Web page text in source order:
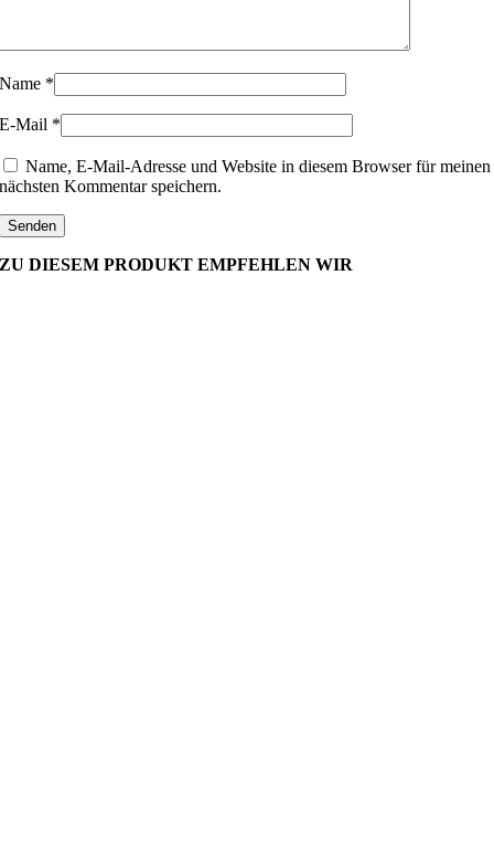
Name *
E-Mail *
Name, E-Mail-Adresse und Website in diesem Browser für meinen
nächsten Kommentar speichern.
ZU DIESEM PRODUKT EMPFEHLEN WIR